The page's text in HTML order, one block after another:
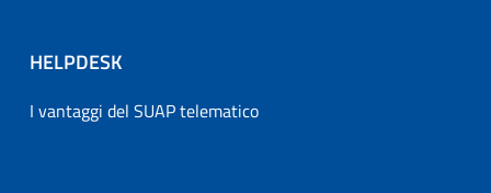
HELPDESK
I vantaggi del SUAP telematico